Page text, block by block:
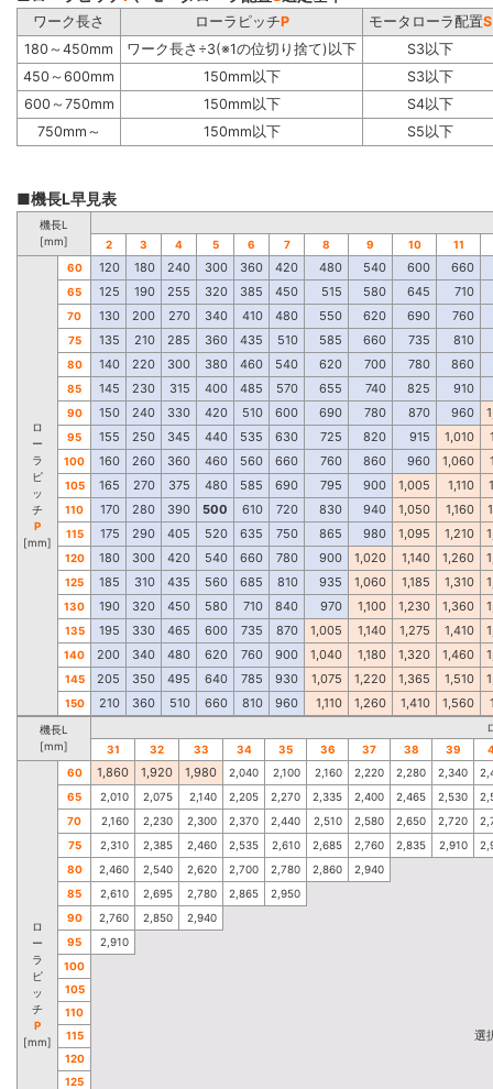
ワーク長さ ローラピッチP モータローラ配置S
180～450mm
ワーク長さ÷3(※1の位切り捨て)以下
S3以下
450～600mm
150mm以下
S3以下
600～750mm
150mm以下
S4以下
750mm～
150mm以下 S5以下
■機長L早見表
機長L
[mm]
2 3 4 5 6 7 8 9 10 11
ロ
ー
ラ
ピ
ッ
チ
P
[mm]
60 120 180 240 300 360 420 480 540 600 660
65 125 190 255 320 385 450 515 580 645 710
70 130 200 270 340 410 480 550 620 690 760
75 135 210 285 360 435 510 585 660 735 810
80 140 220 300 380 460 540 620 700 780 860
85 145 230 315 400 485 570 655 740 825 910
90 150 240 330 420 510 600 690 780 870 960
95 155 250 345 440 535 630 725 820 915 1,010
100 160 260 360 460 560 660 760 860 960 1,060
105 165 270 375 480 585 690 795 900 1,005 1,110
110 170 280 390 500 610 720 830 940 1,050 1,160
115 175 290 405 520 635 750 865 980 1,095 1,210
120 180 300 420 540 660 780 900 1,020 1,140 1,260
125 185 310 435 560 685 810 935 1,060 1,185 1,310
130 190 320 450 580 710 840 970 1,100 1,230 1,360
135 195 330 465 600 735 870 1,005 1,140 1,275 1,410
140 200 340 480 620 760 900 1,040 1,180 1,320 1,460
145 205 350 495 640 785 930 1,075 1,220 1,365 1,510
150 210 360 510 660 810 960 1,110 1,260 1,410 1,560
機長L
[mm]
31
32 33 34 35 36 37 38 39
ロ
ー
ラ
ピ
ッ
チ
P
[mm]
60 1,860 1,920 1,980 2,040 2,100 2,160 2,220 2,280 2,340
65
2,010 2,075 2,140 2,205 2,270 2,335 2,400 2,465 2,530
70
2,160 2,230 2,300 2,370 2,440 2,510 2,580 2,650 2,720
75
2,310 2,385 2,460 2,535 2,610 2,685 2,760 2,835 2,910
80
2,460 2,540 2,620 2,700 2,780 2,860
2,940
85
2,610 2,695 2,780 2,865
2,950
90
2,760 2,850
2,940
95
2,910
100
105
110
115
選
120
125